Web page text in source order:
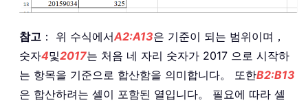
참고 ： 위 수식에서A2:A13은 기준이 되는 범위이며，
숫자4및2017는 처음 네 자리 숫자가 2017 으로 시작하
는 항목을 기준으로 합산함을 의미합니다。 또한B2:B13
은 합산하려는 셀이 포함된 열입니다。 필요에 따라 셀